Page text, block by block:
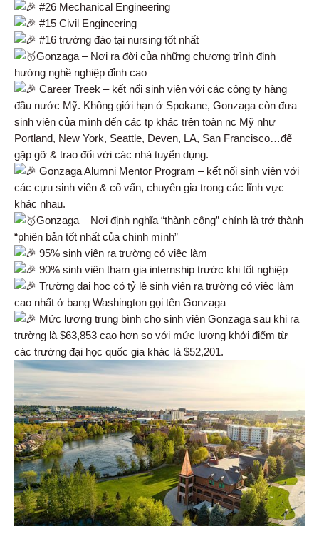
#26 Mechanical Engineering
#15 Civil Engineering
#16 trường đào tại nursing tốt nhất
Gonzaga – Nơi ra đời của những chương trình định
hướng nghề nghiệp đỉnh cao
Career Treek – kết nối sinh viên với các công ty hàng
đầu nước Mỹ. Không giới hạn ở Spokane, Gonzaga còn đưa
sinh viên của mình đến các tp khác trên toàn nc Mỹ như
Portland, New York, Seattle, Deven, LA, San Francisco…để
gặp gỡ & trao đổi với các nhà tuyển dụng.
Gonzaga Alumni Mentor Program – kết nối sinh viên với
các cựu sinh viên & cố vấn, chuyên gia trong các lĩnh vực
khác nhau.
Gonzaga – Nơi định nghĩa “thành công” chính là trở thành
“phiên bản tốt nhất của chính mình”
95% sinh viên ra trường có việc làm
90% sinh viên tham gia internship trước khi tốt nghiệp
Trường đại học có tỷ lệ sinh viên ra trường có việc làm
cao nhất ở bang Washington gọi tên Gonzaga
Mức lương trung bình cho sinh viên Gonzaga sau khi ra
trường là $63,853 cao hơn so với mức lương khởi điểm từ
các trường đại học quốc gia khác là $52,201.